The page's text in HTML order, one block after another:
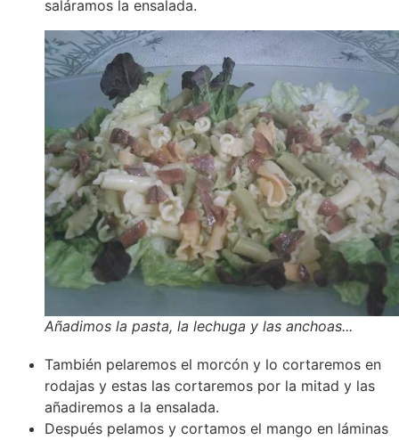
saláramos la ensalada.
Añadimos la pasta, la lechuga y las anchoas...
También pelaremos el morcón y lo cortaremos en
rodajas y estas las cortaremos por la mitad y las
añadiremos a la ensalada.
Después pelamos y cortamos el mango en láminas